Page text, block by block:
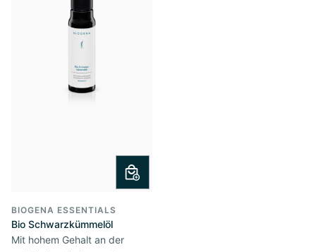
BIOGENA ESSENTIALS
Bio Schwarzkümmelöl
Mit hohem Gehalt an der